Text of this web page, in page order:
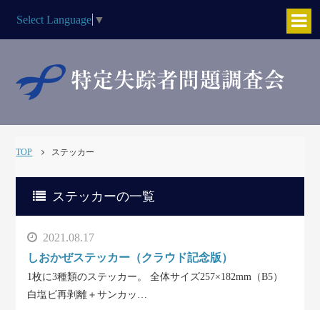
Select Language ▼
TOP ステッカー
ステッカーの一覧
2021.08.17
しおかぜステッカー（クラウド記念版）
1枚に3種類のステッカー。 全体サイズ257×182mm（B5）
白塩ビ再剥離＋サンカッ…